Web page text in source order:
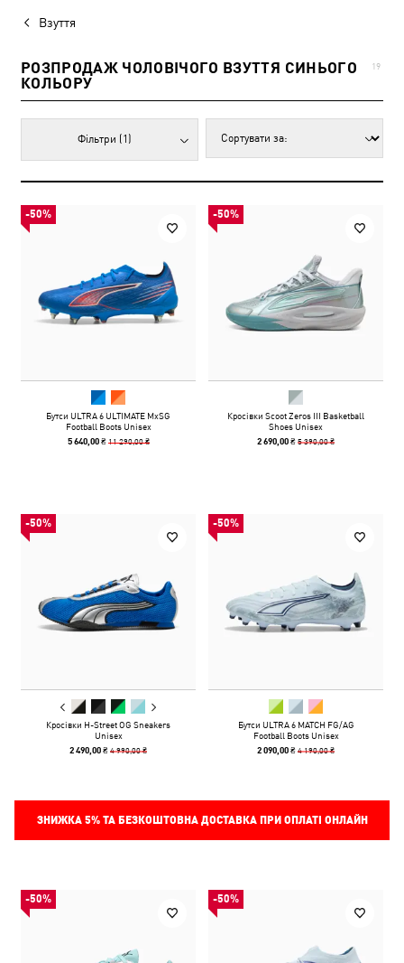
Взуття
РОЗПРОДАЖ ЧОЛОВІЧОГО ВЗУТТЯ СИНЬОГО
КОЛЬОРУ
19
Фільтри (1)
-50%
Бутси ULTRA 6 ULTIMATE MxSG
Football Boots Unisex
5 640,00 ₴ 11 290,00 ₴
-50%
Кросівки Scoot Zeros III Basketball
Shoes Unisex
2 690,00 ₴5 390,00 ₴
-50%
Кросівки H-Street OG Sneakers
Unisex
2 490,00 ₴4 990,00 ₴
-50%
Бутси ULTRA 6 MATCH FG/AG
Football Boots Unisex
2 090,00 ₴4 190,00 ₴
ЗНИЖКА 5%ТА БЕЗКОШТОВНА ДОСТАВКА ПРИ ОПЛАТІ ОНЛАЙН
-50% -50%